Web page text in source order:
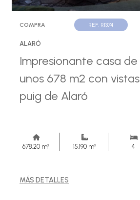
COMPRA REF. R1374
ALARÓ
Impresionante casa
unos 678 m2 con
puig de Alaró
678,20 m² 15.190 m² 4
MÁS DETALLES